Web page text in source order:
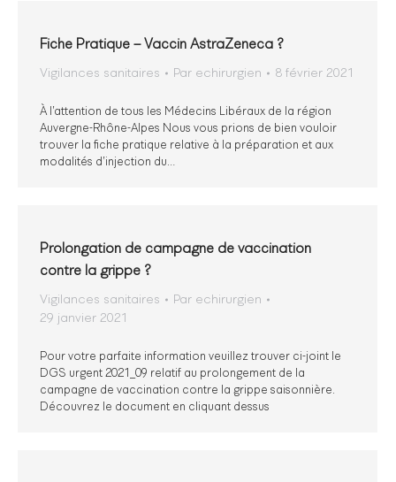
Fiche Pratique – Vaccin AstraZeneca ?
Vigilances sanitaires Par echirurgien 8 février 2021
À l’attention de tous les Médecins Libéraux de la région
Auvergne-Rhône-Alpes Nous vous prions de bien vouloir
trouver la fiche pratique relative à la préparation et aux
modalités d’injection du…
Prolongation de campagne de vaccination
contre la grippe ?
Vigilances sanitaires Par echirurgien
29 janvier 2021
Pour votre parfaite information veuillez trouver ci-joint le
DGS urgent 2021_09 relatif au prolongement de la
campagne de vaccination contre la grippe saisonnière.
Découvrez le document en cliquant dessus